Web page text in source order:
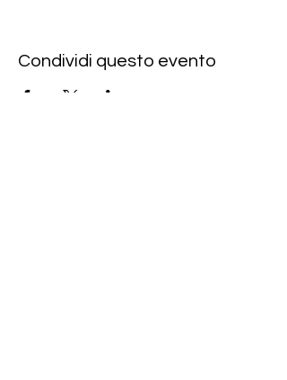
Condividi questo evento